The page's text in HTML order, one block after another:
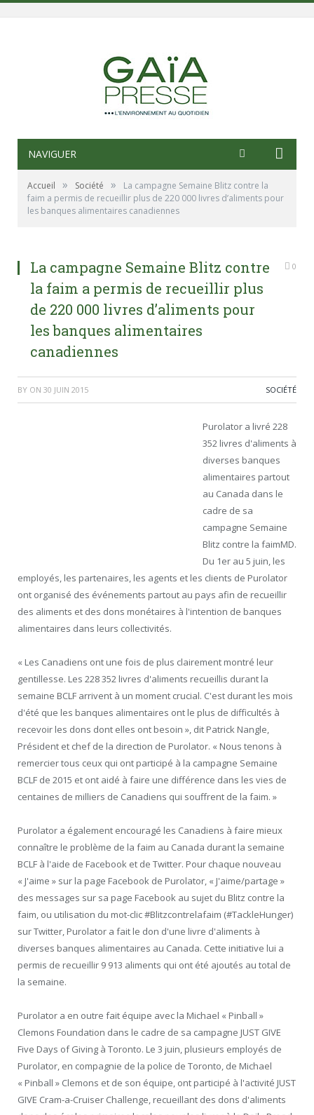
NAVIGUER
Accueil » Société »
La campagne Semaine Blitz contre la
faim a permis de recueillir plus de 220 000 livres d’aliments pour
les banques alimentaires canadiennes
La campagne Semaine Blitz contre
la faim a permis de recueillir plus
de 220 000 livres d’aliments pour
les banques alimentaires
canadiennes
0
BY ON 30 JUIN 2015 SOCIÉTÉ
Purolator a livré 228
352 livres d'aliments à
diverses banques
alimentaires partout
au Canada dans le
cadre de sa
campagne Semaine
Blitz contre la faimMD.
Du 1er au 5 juin, les
employés, les partenaires, les agents et les clients de Purolator
ont organisé des événements partout au pays afin de recueillir
des aliments et des dons monétaires à l'intention de banques
alimentaires dans leurs collectivités.
« Les Canadiens ont une fois de plus clairement montré leur
gentillesse. Les 228 352 livres d'aliments recueillis durant la
semaine BCLF arrivent à un moment crucial. C'est durant les mois
d'été que les banques alimentaires ont le plus de difficultés à
recevoir les dons dont elles ont besoin », dit Patrick Nangle,
Président et chef de la direction de Purolator. « Nous tenons à
remercier tous ceux qui ont participé à la campagne Semaine
BCLF de 2015 et ont aidé à faire une différence dans les vies de
centaines de milliers de Canadiens qui souffrent de la faim. »
Purolator a également encouragé les Canadiens à faire mieux
connaître le problème de la faim au Canada durant la semaine
BCLF à l'aide de Facebook et de Twitter. Pour chaque nouveau
« J'aime » sur la page Facebook de Purolator, « J'aime/partage »
des messages sur sa page Facebook au sujet du Blitz contre la
faim, ou utilisation du mot-clic #Blitzcontrelafaim (#TackleHunger)
sur Twitter, Purolator a fait le don d'une livre d'aliments à
diverses banques alimentaires au Canada. Cette initiative lui a
permis de recueillir 9 913 aliments qui ont été ajoutés au total de
la semaine.
Purolator a en outre fait équipe avec la Michael « Pinball »
Clemons Foundation dans le cadre de sa campagne JUST GIVE
Five Days of Giving à Toronto. Le 3 juin, plusieurs employés de
Purolator, en compagnie de la police de Toronto, de Michael
« Pinball » Clemons et de son équipe, ont participé à l'activité JUST
GIVE Cram-a-Cruiser Challenge, recueillant des dons d'aliments